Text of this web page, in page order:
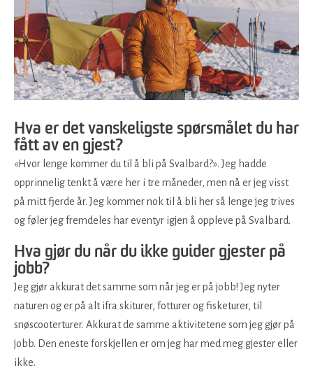
Hva er det vanskeligste spørsmålet du har
fått av en gjest?
«Hvor lenge kommer du til å bli på Svalbard?». Jeg hadde
opprinnelig tenkt å være her i tre måneder, men nå er jeg visst
på mitt fjerde år. Jeg kommer nok til å bli her så lenge jeg trives
og føler jeg fremdeles har eventyr igjen å oppleve på Svalbard.
Hva gjør du når du ikke guider gjester på
jobb?
Jeg gjør akkurat det samme som når jeg er på jobb! Jeg nyter
naturen og er på alt ifra skiturer, fotturer og fisketurer, til
snøscooterturer. Akkurat de samme aktivitetene som jeg gjør på
jobb. Den eneste forskjellen er om jeg har med meg gjester eller
ikke.